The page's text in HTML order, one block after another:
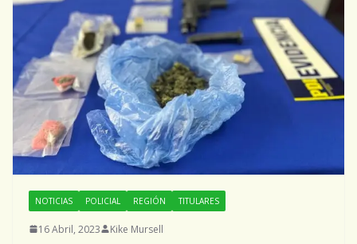
NOTICIAS POLICIAL REGIÓN TITULARES
16 Abril, 2023 Kike Mursell